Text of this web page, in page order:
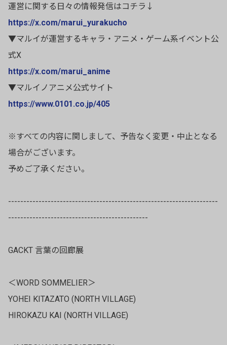
運営に関する日々の情報発信はコチラ↓
https://x.com/marui_yurakucho
▼マルイが運営するキャラ・アニメ・ゲーム系イベント公
式X
https://x.com/marui_anime
▼マルイノアニメ公式サイト
https://www.0101.co.jp/405
※すべての内容に関しまして、予告なく変更・中止となる
場合がございます。
予めご了承ください。
---------------------------------------------------------------------
----------------------------------------------
GACKT 言葉の回廊展
＜WORD SOMMELIER＞
YOHEI KITAZATO (NORTH VILLAGE)
HIROKAZU KAI (NORTH VILLAGE)